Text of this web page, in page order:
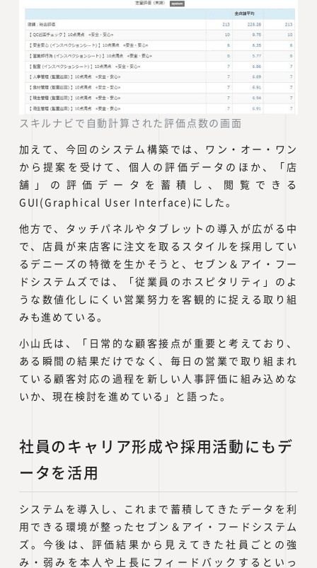
スキルナビで自動計算された評価点数の画面
加えて、今回のシステム構築では、ワン・オー・ワン
から提案を受けて、個人の評価データのほか、「店
舗」の評価データを蓄積し、閲覧できる
GUI(Graphical User Interface)にした。
他方で、タッチパネルやタブレットの導入が広がる中
で、店員が来店客に注文を取るスタイルを採用してい
るデニーズの特徴を生かそうと、セブン＆アイ・フー
ドシステムズでは、「従業員のホスピタリティ」のよ
うな数値化しにくい営業努力を客観的に捉える取り組
みも進めている。
小山氏は、「日常的な顧客接点が重要と考えており、
ある瞬間の結果だけでなく、毎日の営業で取り組まれ
ている顧客対応の過程を新しい人事評価に組み込めな
いか、現在検討を進めている」と語った。
社員のキャリア形成や採用活動にもデ
ータを活用
システムを導入し、これまで蓄積してきたデータを利
用できる環境が整ったセブン＆アイ・フードシステム
ズ。今後は、評価結果から見えてきた社員ごとの強
み・弱みを本人や上長にフィードバックするといっ